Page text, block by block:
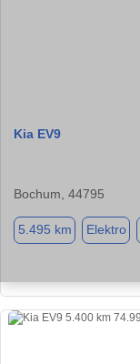
Kia EV9
Bochum, 44795
5.495 km Elektro